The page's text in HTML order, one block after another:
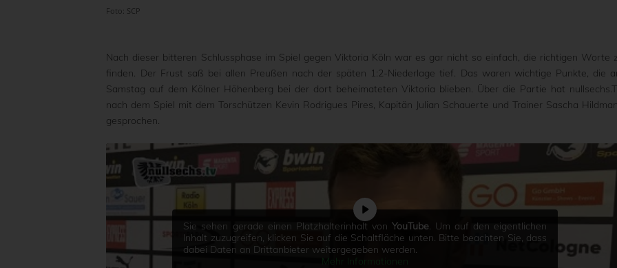
Foto: SCP
Nach dieser bitteren Schlussphase im Spiel gegen Viktoria Köln war es gar nicht so einfach, die richtigen Worte
finden. Der Frust saß bei allen Preußen nach der späten 1:2-Niederlage tief. Das waren wichtige Punkte, die
Samstag auf dem Kölner Höhenberg bei der dort beheimateten Viktoria blieben. Über die Partie hat
nach dem Spiel mit dem Torschützen Kevin Rodrigues Pires, Kapitän Julian Schauerte und Trainer Sascha
gesprochen.
Sie sehen gerade einen Platzhalterinhalt von YouTube. Um auf den eigentlichen
Inhalt zuzugreifen, klicken Sie auf die Schaltfläche unten. Bitte beachten Sie, dass
dabei Daten an Drittanbieter weitergegeben werden.
Mehr Informationen